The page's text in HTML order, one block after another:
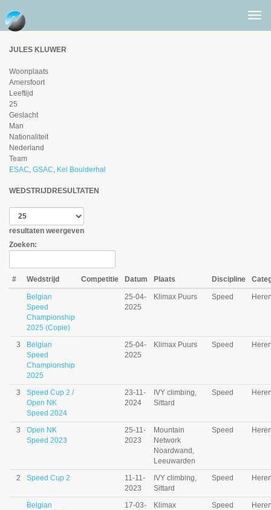
JULES KLUWER
Woonplaats
Amersfoort
Leeftijd
25
Geslacht
Man
Nationaliteit
Nederland
Team
ESAC, GSAC, Kei Boulderhal
WEDSTRIJDRESULTATEN
resultaten weergeven
Zoeken:
# Wedstrijd Competitie Datum Plaats Discipline
Belgian
Speed
Championship
2025 (Copie)
25-04-
2025
Klimax Puurs Speed
3
Belgian
Speed
Championship
2025
25-04-
2025
Klimax Puurs Speed
3
Speed Cup 2 /
Open NK
Speed 2024
23-11-
2024
IVY climbing,
Sittard
Speed
3
Open NK
Speed 2023
25-11-
2023
Mountain
Network
Noardwand,
Leeuwarden
Speed
2 Speed Cup 2
11-11-
2023
IVY climbing,
Sittard
Speed
Belgian
17-03-
Klimax Speed